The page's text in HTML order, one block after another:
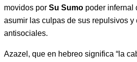
movidos por Su Sumo poder infernal
asumir las culpas de sus repulsivos y
antisociales.
Azazel, que en hebreo significa “la